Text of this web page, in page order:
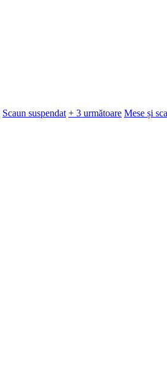
Scaun suspendat + 3 următoare Mese și